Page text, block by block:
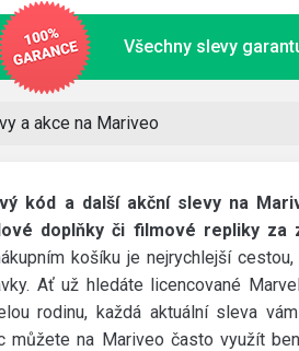
Všechny slevy
a akce na Mariveo
kód a další akční slevy na
doplňky či filmové repliky za
košíku je nejrychlejší
Ať už hledáte licencované
rodinu, každá aktuální sleva
můžete na Mariveo často využít